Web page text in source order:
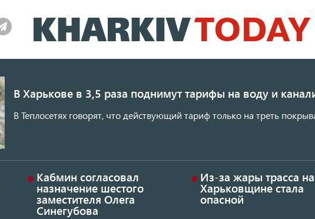
к
основному
В Харькове в 3,5 раза поднимут тарифы на воду и
В Теплосетях говорят, что действующий тариф только на треть
Кабмин согласовал
назначение шестого
заместителя Олега
Синегубова
Из-за жары трасса на
Харьковщине стала
опасной